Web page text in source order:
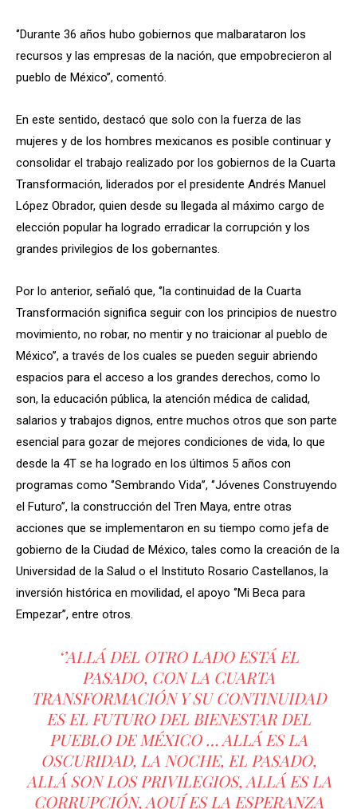
‘’Durante 36 años hubo gobiernos que malbarataron los
recursos y las empresas de la nación, que empobrecieron al
pueblo de México’’, comentó.
En este sentido, destacó que solo con la fuerza de las
mujeres y de los hombres mexicanos es posible continuar y
consolidar el trabajo realizado por los gobiernos de la Cuarta
Transformación, liderados por el presidente Andrés Manuel
López Obrador, quien desde su llegada al máximo cargo de
elección popular ha logrado erradicar la corrupción y los
grandes privilegios de los gobernantes.
Por lo anterior, señaló que, ‘’la continuidad de la Cuarta
Transformación significa seguir con los principios de nuestro
movimiento, no robar, no mentir y no traicionar al pueblo de
México’’, a través de los cuales se pueden seguir abriendo
espacios para el acceso a los grandes derechos, como lo
son, la educación pública, la atención médica de calidad,
salarios y trabajos dignos, entre muchos otros que son parte
esencial para gozar de mejores condiciones de vida, lo que
desde la 4T se ha logrado en los últimos 5 años con
programas como ‘’Sembrando Vida’’, ‘’Jóvenes Construyendo
el Futuro’’, la construcción del Tren Maya, entre otras
acciones que se implementaron en su tiempo como jefa de
gobierno de la Ciudad de México, tales como la creación de la
Universidad de la Salud o el Instituto Rosario Castellanos, la
inversión histórica en movilidad, el apoyo ‘’Mi Beca para
Empezar’’, entre otros.
‘’ALLÁ DEL OTRO LADO ESTÁ EL
PASADO, CON LA CUARTA
TRANSFORMACIÓN Y SU CONTINUIDAD
ES EL FUTURO DEL BIENESTAR DEL
PUEBLO DE MÉXICO … ALLÁ ES LA
OSCURIDAD, LA NOCHE, EL PASADO,
ALLÁ SON LOS PRIVILEGIOS, ALLÁ ES LA
CORRUPCIÓN, AQUÍ ES LA ESPERANZA